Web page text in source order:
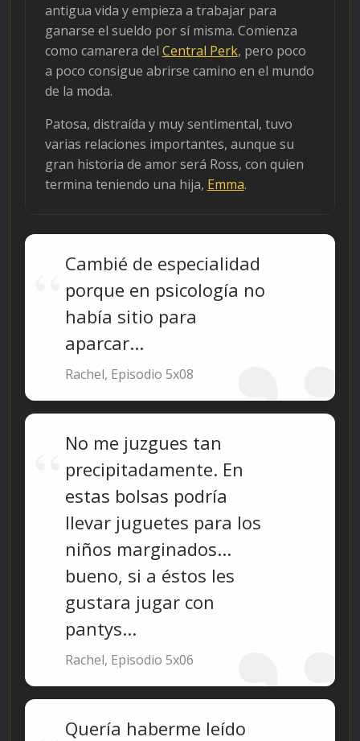
antigua vida y empieza a trabajar para
ganarse el sueldo por sí misma. Comienza
como camarera del Central Perk, pero poco
a poco consigue abrirse camino en el mundo
de la moda.
Patosa, distraída y muy sentimental, tuvo
varias relaciones importantes, aunque su
gran historia de amor será Ross, con quien
termina teniendo una hija, Emma.
Cambié de especialidad
porque en psicología no
había sitio para
aparcar...
Rachel, Episodio 5x08
No me juzgues tan
precipitadamente. En
estas bolsas podría
llevar juguetes para los
niños marginados...
bueno, si a éstos les
gustara jugar con
pantys...
Rachel, Episodio 5x06
Quería haberme leído